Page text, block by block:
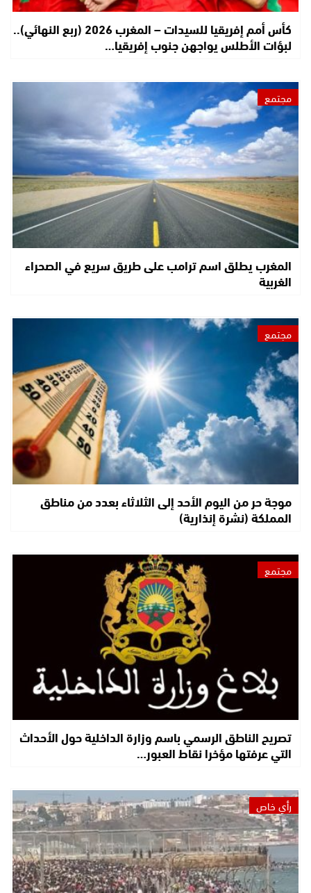
كأس أمم إفريقيا للسيدات – المغرب 2026 (ربع النهائي)..
لبؤات الأطلس يواجهن جنوب إفريقيا…
مجتمع
المغرب يطلق اسم ترامب على طريق سريع في الصحراء
الغربية
مجتمع
موجة حر من اليوم الأحد إلى الثلاثاء بعدد من مناطق
المملكة (نشرة إنذارية)
مجتمع
تصريح الناطق الرسمي باسم وزارة الداخلية حول الأحداث
التي عرفتها مؤخرا نقاط العبور…
رأي خاص